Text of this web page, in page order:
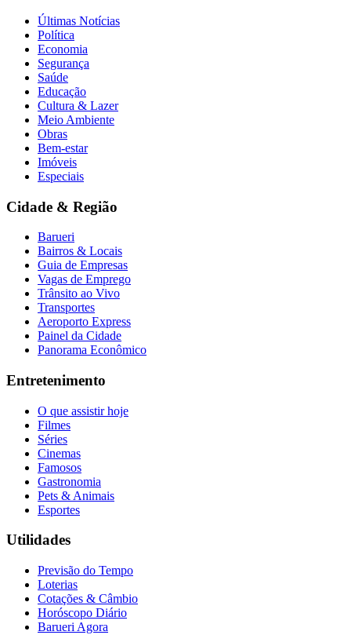
Últimas Notícias
Política
Economia
Segurança
Saúde
Educação
Cultura & Lazer
Meio Ambiente
Obras
Bem-estar
Imóveis
Especiais
Cidade & Região
Barueri
Bairros & Locais
Guia de Empresas
Vagas de Emprego
Trânsito ao Vivo
Transportes
Aeroporto Express
Painel da Cidade
Panorama Econômico
Entretenimento
O que assistir hoje
Filmes
Séries
Cinemas
Famosos
Gastronomia
Pets & Animais
Esportes
Utilidades
Previsão do Tempo
Loterias
Cotações & Câmbio
Horóscopo Diário
Barueri Agora